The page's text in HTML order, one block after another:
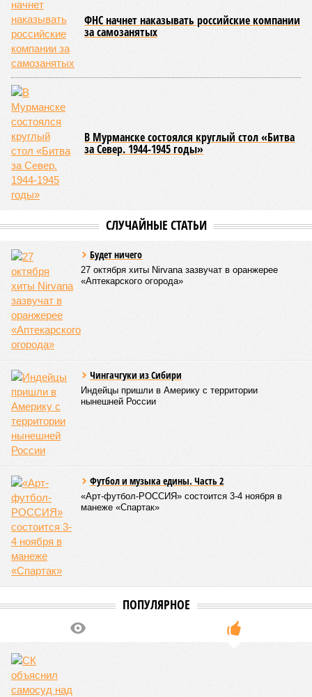
ФНС начнет наказывать российские компании
за самозанятых
В Мурманске состоялся круглый стол «Битва
за Север. 1944-1945 годы»
СЛУЧАЙНЫЕ СТАТЬИ
Будет ничего
27 октября хиты Nirvana зазвучат в оранжерее
«Аптекарского огорода»
Чингачгуки из Сибири
Индейцы пришли в Америку с территории
нынешней России
Футбол и музыка едины. Часть 2
«Арт-футбол-РОССИЯ» состоится 3-4 ноября в
манеже «Спартак»
ПОПУЛЯРНОЕ